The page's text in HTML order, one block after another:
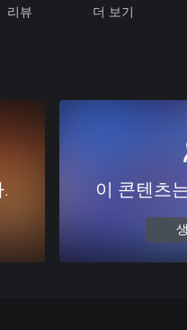
리뷰 더 보기
이 콘텐츠